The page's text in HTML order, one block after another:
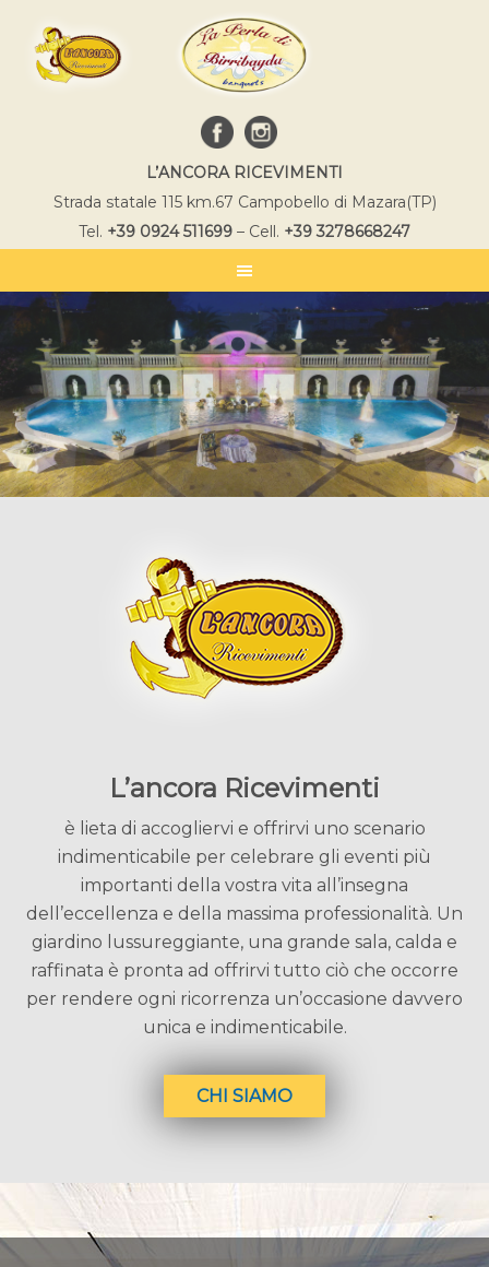
L’ANCORA RICEVIMENTI
Strada statale 115 km.67 Campobello di Mazara(TP)
Tel. +39 0924 511699 – Cell. +39 3278668247
L’ancora Ricevimenti
è lieta di accogliervi e offrirvi uno scenario
indimenticabile per celebrare gli eventi più
importanti della vostra vita all’insegna
dell’eccellenza e della massima professionalità. Un
giardino lussureggiante, una grande sala, calda e
raffinata è pronta ad offrirvi tutto ciò che occorre
per rendere ogni ricorrenza un’occasione davvero
unica e indimenticabile.
CHI SIAMO